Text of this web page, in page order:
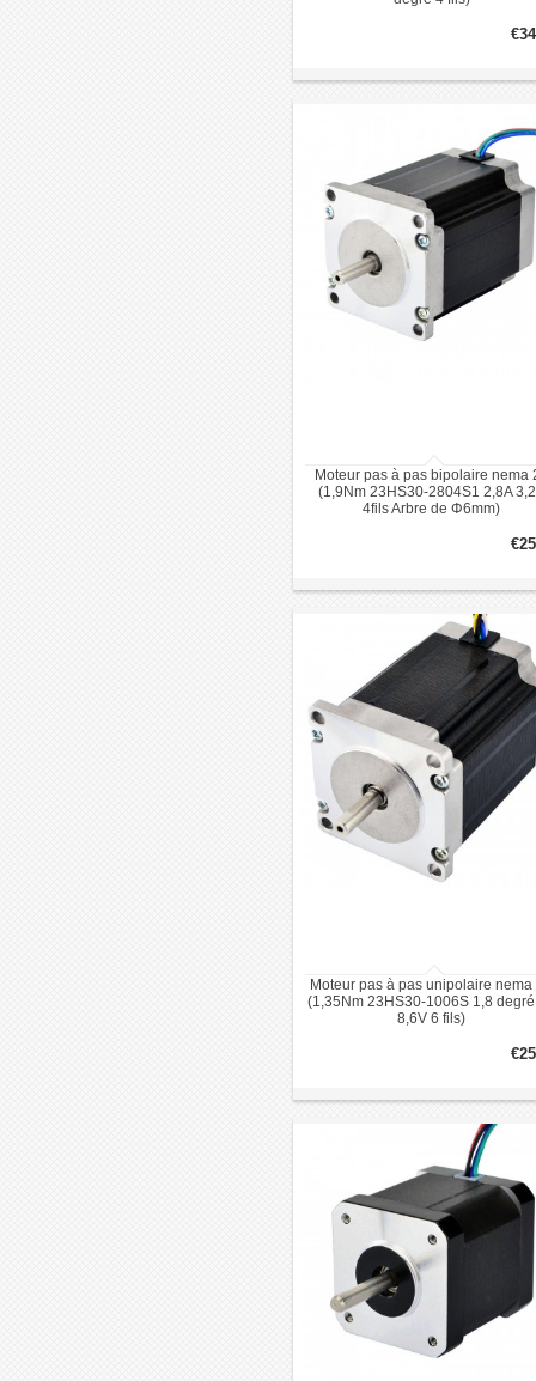
Moteur pas à pas bipolaire nema
(1,9Nm 23HS30-2804S1 2,8A
4fils Arbre de Φ6mm)
Moteur pas à pas unipolaire nema
(1,35Nm 23HS30-1006S 1,8
8,6V 6 fils)